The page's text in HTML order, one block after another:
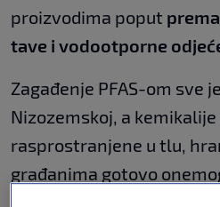
proizvodima poput
tave i vodootporne
Zagađenje PFAS-om sve
Nizozemskoj, a
rasprostranjene u tlu,
građanima gotovo